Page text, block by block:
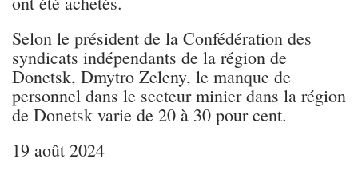
Selon le président de la Confédération des
syndicats indépendants de la région de
Donetsk, Dmytro Zeleny, le manque de
personnel dans le secteur minier dans la région
de Donetsk varie de 20 à 30 pour cent.
19 août 2024